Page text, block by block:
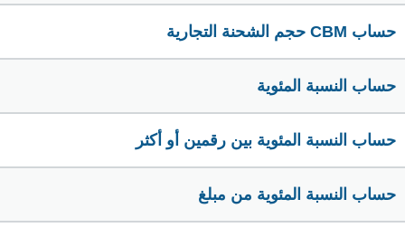
حساب CBM حجم الشحنة التجارية
حساب النسبة المئوية
حساب النسبة المئوية بين رقمين أو أكثر
حساب النسبة المئوية من مبلغ